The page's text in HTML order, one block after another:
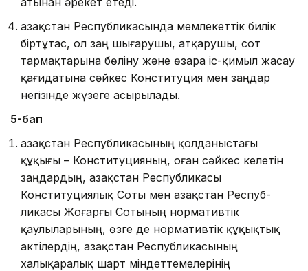
Қазақстан Республикасында мемлекеттік билік
біртұ­тас, ол заң шығарушы, атқарушы, сот
тармақтарына бөлі­ну және өзара іс-қимыл жасау
қағидатына сәйкес Консти­туция мен заңдар
негізінде жүзеге асырылады.
5-бап
Қ
азақстан Республикасының қолданыстағы
құқығы – Конституцияның, оған сәйкес келетін
заңдардың, Қазақстан Республикасы
Конституциялық Соты мен Қазақстан Респуб­
ликасы Жоғарғы Сотының нормативтік
қаулыларының, өзге де нормативтік құқықтық
актілердің, Қазақстан Респуб­ли­касының
халықаралық шарт міндеттемелерінің